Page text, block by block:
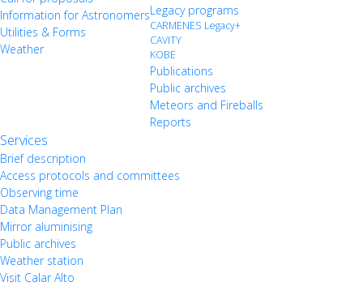
Information for Astronomers
Utilities & Forms
Weather
Legacy programs
CARMENES Legacy+
CAVITY
KOBE
Publications
Public archives
Meteors and Fireballs
Reports
Services
Brief description
Access protocols and committees
Observing time
Data Management Plan
Mirror aluminising
Public archives
Weather station
Visit Calar Alto